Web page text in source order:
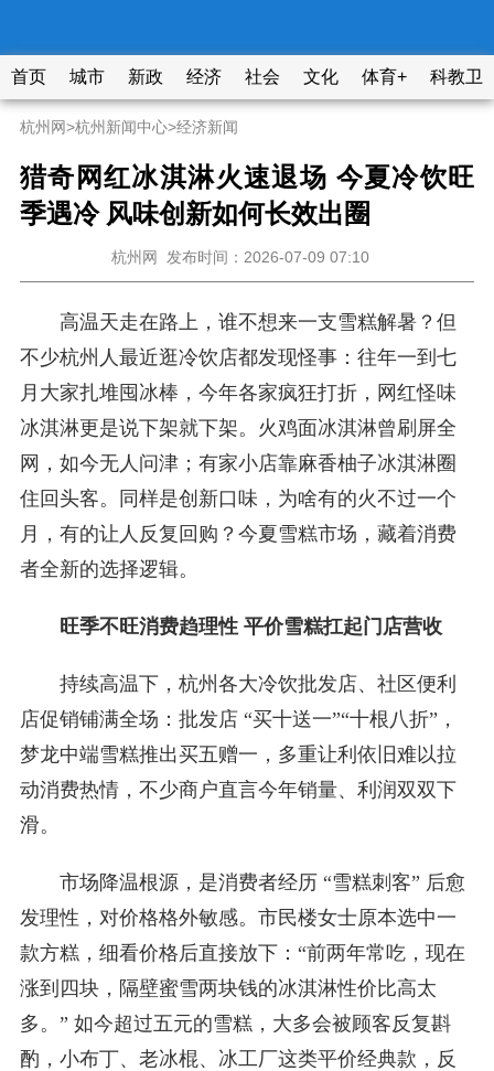
首页 城市 新政 经济 社会 文化 体育+ 科教卫
杭州网>杭州新闻中心>经济新闻
猎奇网红冰淇淋火速退场 今夏冷饮旺
季遇冷 风味创新如何长效出圈
杭州网 发布时间：2026-07-09 07:10
高温天走在路上，谁不想来一支雪糕解暑？但
不少杭州人最近逛冷饮店都发现怪事：往年一到七
月大家扎堆囤冰棒，今年各家疯狂打折，网红怪味
冰淇淋更是说下架就下架。火鸡面冰淇淋曾刷屏全
网，如今无人问津；有家小店靠麻香柚子冰淇淋圈
住回头客。同样是创新口味，为啥有的火不过一个
月，有的让人反复回购？今夏雪糕市场，藏着消费
者全新的选择逻辑。
旺季不旺消费趋理性 平价雪糕扛起门店营收
持续高温下，杭州各大冷饮批发店、社区便利
店促销铺满全场：批发店 “买十送一”“十根八折”，
梦龙中端雪糕推出买五赠一，多重让利依旧难以拉
动消费热情，不少商户直言今年销量、利润双双下
滑。
市场降温根源，是消费者经历 “雪糕刺客” 后愈
发理性，对价格格外敏感。市民楼女士原本选中一
款方糕，细看价格后直接放下：“前两年常吃，现在
涨到四块，隔壁蜜雪两块钱的冰淇淋性价比高太
多。” 如今超过五元的雪糕，大多会被顾客反复斟
酌，小布丁、老冰棍、冰工厂这类平价经典款，反